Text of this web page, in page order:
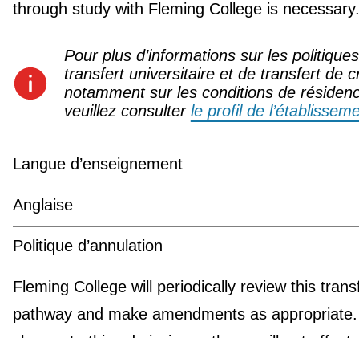
through study with Fleming College is
Pour plus d’informations sur les
transfert universitaire et de transfert de
notamment sur les conditions de
veuillez consulter le profil de
Langue d’enseignement
Anglaise
Politique d’annulation
Fleming College will periodically review this
pathway and make amendments as